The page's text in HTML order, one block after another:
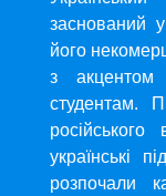
заснований
його
з акцентом
студентам.
українські
розпочали